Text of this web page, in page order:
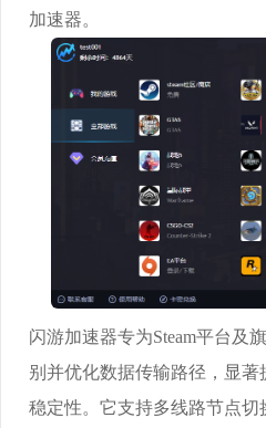
加速器。
闪游加速器专为Steam平台及
别并优化数据传输路径，显著
稳定性。它支持多线路节点切